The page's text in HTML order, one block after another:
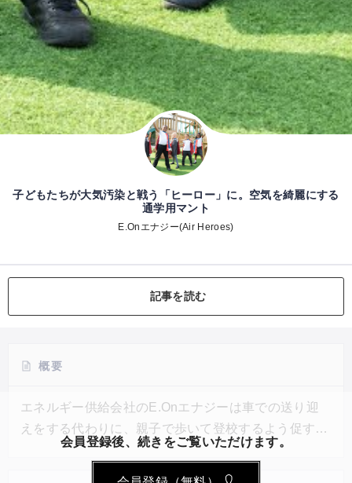
子どもたちが大気汚染と戦う「ヒーロー」に。空気を綺麗にする
通学用マント
E.Onエナジー(Air Heroes)
記事を読む
概要
エネルギー供給会社のE.Onエナジーは車での送り迎
えをする代わりに、親子で歩いて登校するよう促すキ
ャンペーンを実施。その一貫として、子どもたちが通
会員登録後、続きをご覧いただけます。